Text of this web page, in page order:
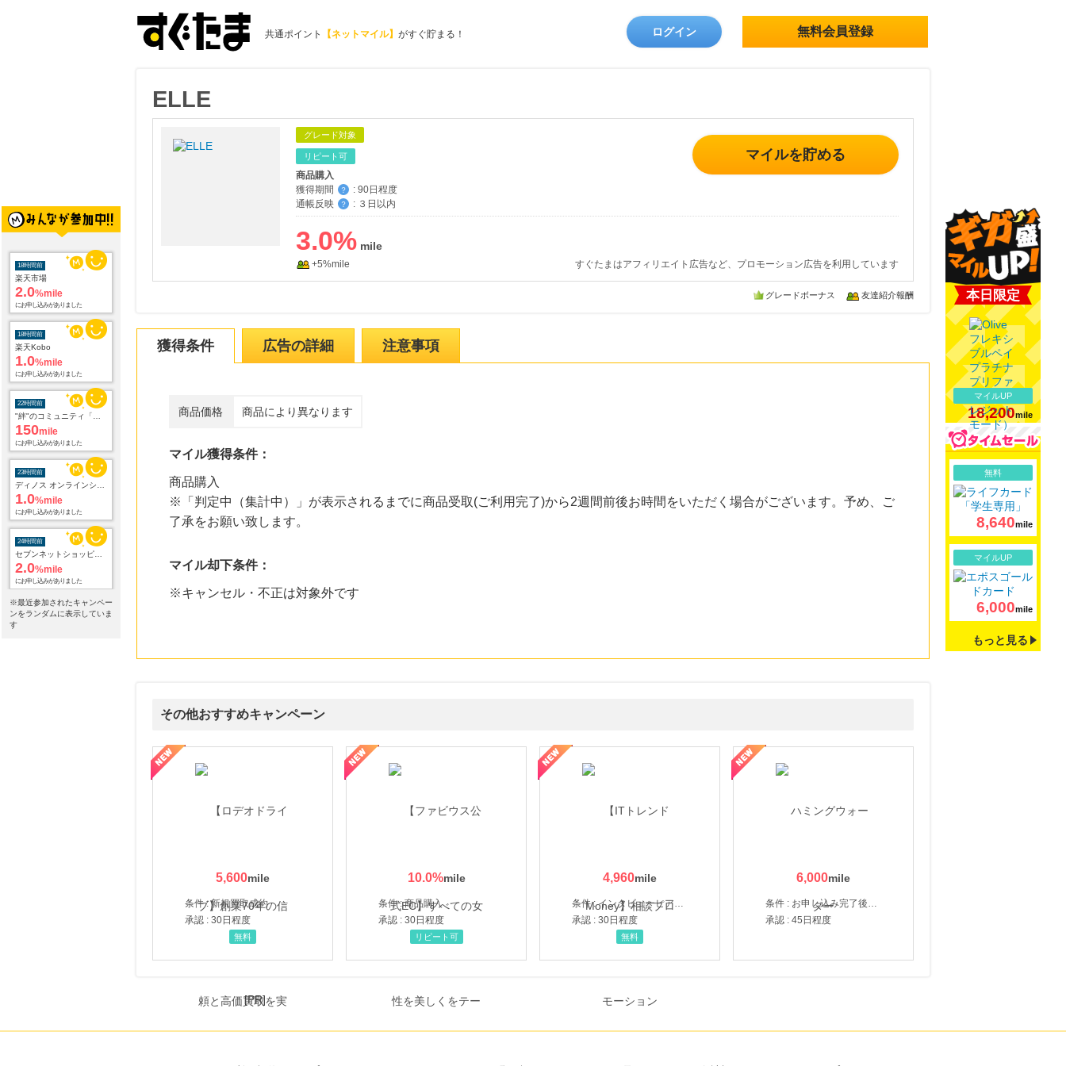
共通ポイント 【ネットマイル】 がすぐ貯まる！ ログイン 無料会員登録
18時間前
楽天市場
2.0%mile
にお申し込みがありました
18時間前
楽天Kobo
1.0%mile
にお申し込みがありました
22時間前
150mile
にお申し込みがありました
23時間前
1.0%mile
にお申し込みがありました
24時間前
2.0%mile
にお申し込みがありました
24時間前
※最近参加されたキャンペー
ンをランダムに表示していま
す
ELLE
グレード対象
リピート可
商品購入
獲得期間
？ : 90日程度
通帳反映
？ : ３日以内
マイルを貯める
3.0%
+5%mile すぐたまはアフィリエイト広告など、プロモーション広告を利用しています
グレードボーナス 友達紹介報酬
獲得条件 広告の詳細 注意事項
商品価格 商品により異なります
マイル獲得条件：
商品購入
※「判定中（集計中）」が表示されるまでに商品受取(ご利用完了)から2週間前後お時間をいただく場合がございます。予め、ご
了承をお願い致します。
マイル却下条件：
※キャンセル・不正は対象外です
その他おすすめキャンペーン
5,600
条件 : 新規買取成約
承認 : 30日程度
無料
10.0%
条件 : 商品購入
承認 : 30日程度
くをテーマにした商品で女性の美を応援しています
リピート可
4,960
条件 : インタビューヒアリング完了
承認 : 30日程度
【ITトレンドMoney】相談プロモーション
無料
6,000
条件 : お申し込み完了後、決済登録完了と1ヶ月以内のサーバー初回設置。
承認 : 45日程度
ハミングウォーター【販売代理店】
本日限定
マイルUP
18,200mile
無料
8,640mile
マイルUP
6,000mile
もっと見る
[PR]